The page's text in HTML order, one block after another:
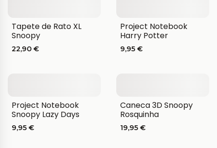
Tapete de Rato XL
Snoopy
22,90 €
Project Notebook
Harry Potter
9,95 €
Project Notebook
Snoopy Lazy Days
9,95 €
Caneca 3D Snoopy
Rosquinha
19,95 €